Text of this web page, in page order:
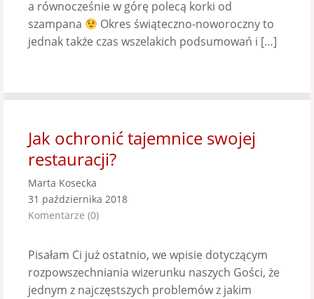
a równocześnie w górę polecą korki od
szampana
Okres świąteczno-noworoczny to
jednak także czas wszelakich podsumowań i […]
Jak ochronić tajemnice swojej
restauracji?
Marta Kosecka
31 października 2018
Komentarze (0)
Pisałam Ci już ostatnio, we wpisie dotyczącym
rozpowszechniania wizerunku naszych Gości, że
jednym z najczęstszych problemów z jakim